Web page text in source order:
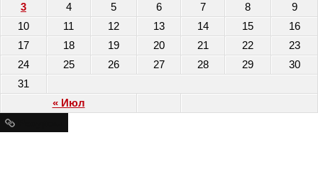
« Июл
3
4 5 6 7 8
9
10
11 12 13 14 15
16
17
18 19 20 21 22
23
24
25 26 27 28 29
30
31